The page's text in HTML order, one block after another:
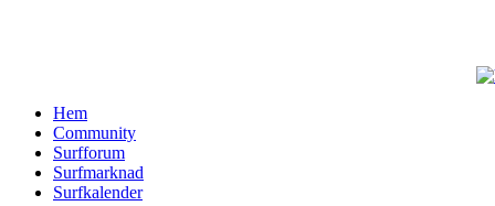
Hem
Community
Surfforum
Surfmarknad
Surfkalender